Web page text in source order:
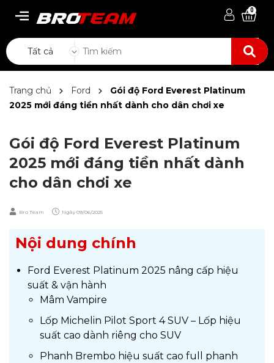
0
Tất cả
Trang chủ Ford
Gói độ Ford Everest Platinum
2025 mới đáng tiền nhất dành cho dân chơi xe
Gói độ Ford Everest Platinum
2025 mới đáng tiền nhất dành
cho dân chơi xe
Bro Team Ngày 09/06/2025
Nội dung chính
Ford Everest Platinum 2025 nâng cấp hiệu
suất & vận hành
Mâm Vampire
Lốp Michelin Pilot Sport 4 SUV – Lốp hiệu
suất cao dành riêng cho SUV
Phanh Brembo hiệu suất cao full phanh